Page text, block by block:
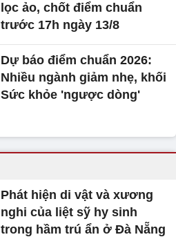
lọc ảo, chốt điểm chuẩn
trước 17h ngày 13/8
Dự báo điểm chuẩn 2026:
Nhiều ngành giảm nhẹ, khối
Sức khỏe 'ngược dòng'
Phát hiện di vật và xương
nghi của liệt sỹ hy sinh
trong hầm trú ẩn ở Đà Nẵng